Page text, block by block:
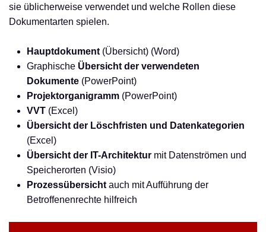
sie üblicherweise verwendet und welche Rollen diese
Dokumentarten spielen.
Hauptdokument (Übersicht) (Word)
Graphische Übersicht der verwendeten
Dokumente (PowerPoint)
Projektorganigramm (PowerPoint)
VVT (Excel)
Übersicht der Löschfristen und Datenkategorien
(Excel)
Übersicht der IT-Architektur mit Datenströmen und
Speicherorten (Visio)
Prozessübersicht auch mit Aufführung der
Betroffenenrechte hilfreich